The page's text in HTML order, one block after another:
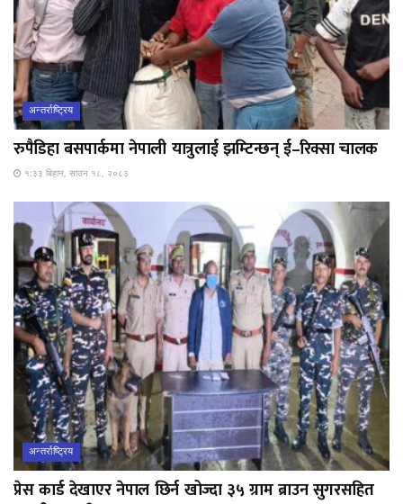
अन्तर्राष्ट्रिय
रुपैडिहा बसपार्कमा नेपाली यात्रुलाई झम्टिन्छन् ई–रिक्सा चालक
१:३३ बिहान, साउन १८, २०८३
अन्तर्राष्ट्रिय
प्रेस कार्ड देखाएर नेपाल छिर्न खोज्दा ३५ ग्राम ब्राउन सुगरसहित